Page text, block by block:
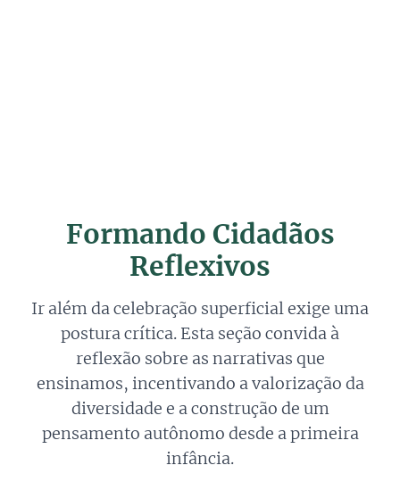
Formando Cidadãos
Reflexivos
Ir além da celebração superficial exige uma
postura crítica. Esta seção convida à
reflexão sobre as narrativas que
ensinamos, incentivando a valorização da
diversidade e a construção de um
pensamento autônomo desde a primeira
infância.